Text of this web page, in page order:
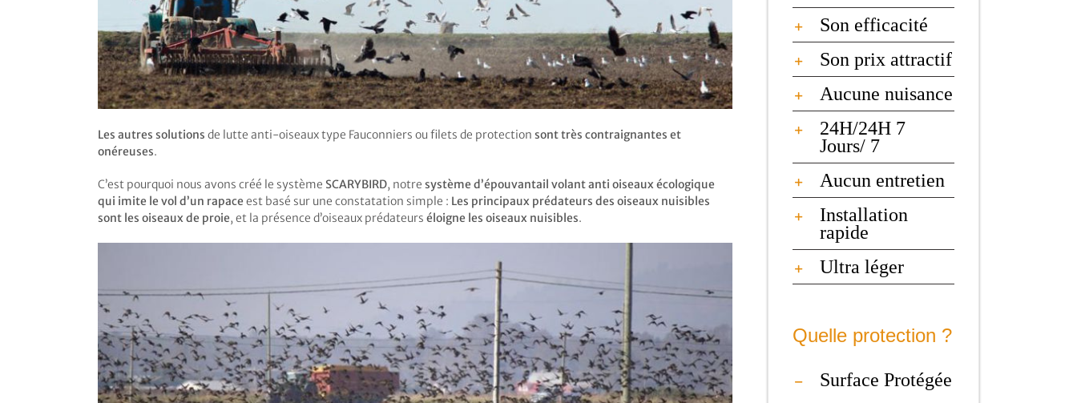
Les autres solutions de lutte anti-oiseaux type Fauconniers ou filets de protection sont très contraignantes et
onéreuses.
C’est pourquoi nous avons créé le système SCARYBIRD, notre système d’épouvantail volant anti oiseaux écologique
qui imite le vol d’un rapace est basé sur une constatation simple : Les principaux prédateurs des oiseaux nuisibles
sont les oiseaux de proie, et la présence d’oiseaux prédateurs éloigne les oiseaux nuisibles.
Son efficacité
Son prix attractif
Aucune nuisance
24H/24H 7
Jours/ 7
Aucun entretien
Installation
rapide
Ultra léger
Quelle protection ?
Surface Protégée